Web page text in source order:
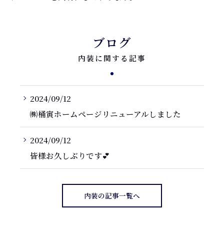
ブログ
内装に関する記事
2024/09/12
㈱桶寅ホームページリニューアルしました
2024/09/12
皆様お久しぶりです💕
内装の記事一覧へ